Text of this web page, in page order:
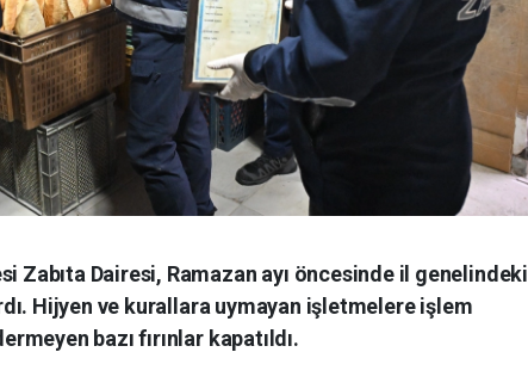
Zabıta Dairesi, Ramazan ayı öncesinde il genelindeki
Hijyen ve kurallara uymayan işletmelere işlem
bazı fırınlar kapatıldı.